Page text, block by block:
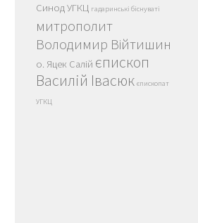
Синод УГКЦ гадаринські біснуваті
митрополит
Володимир Війтишин
о. Яцек Салій єпископ
Василій Івасюк єпископат
УГКЦ